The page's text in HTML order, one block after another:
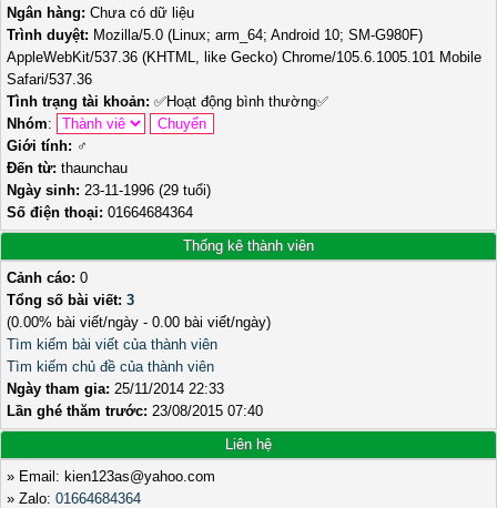
Ngân hàng: Chưa có dữ liệu
Trình duyệt: Mozilla/5.0 (Linux; arm_64; Android 10; SM-G980F)
AppleWebKit/537.36 (KHTML, like Gecko) Chrome/105.6.1005.101 Mobile
Safari/537.36
Tình trạng tài khoản: ✅Hoạt động bình thường✅
Nhóm:
Giới tính: ♂️
Đến từ: thaunchau
Ngày sinh: 23-11-1996 (29 tuổi)
Số điện thoại: 01664684364
Thống kê thành viên
Cảnh cáo: 0
Tổng số bài viết: 3
(0.00% bài viết/ngày - 0.00 bài viết/ngày)
Tìm kiếm bài viết của thành viên
Tìm kiếm chủ đề của thành viên
Ngày tham gia: 25/11/2014 22:33
Lần ghé thăm trước: 23/08/2015 07:40
Liên hệ
» Email: kien123as@yahoo.com
» Zalo: 01664684364